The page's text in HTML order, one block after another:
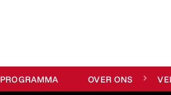
PROGRAMMA OVER ONS